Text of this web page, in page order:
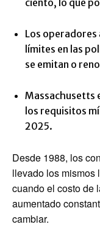
ciento, lo que
Los
límites en las
se emitan o
Massachusetts
los requisitos
2025.
Desde 1988, los
llevado los mismos
cuando el costo de
aumentado
cambiar.